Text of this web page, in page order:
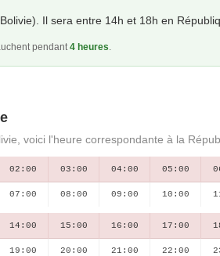
Il sera entre 14h et 18h en
pendant4 heures.
voici l'heure correspondante à la
02:00 03:00 04:00 05:00
07:00 08:00 09:00 10:00
14:00 15:00 16:00 17:00
19:00 20:00 21:00 22:00